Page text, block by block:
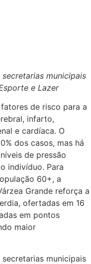
municipais
e Lazer
de risco para a
infarto,
e cardíaca. O
dos casos, mas há
de pressão
indivíduo. Para
60+, a
Grande reforça a
ofertadas em 16
em pontos
maior
municipais